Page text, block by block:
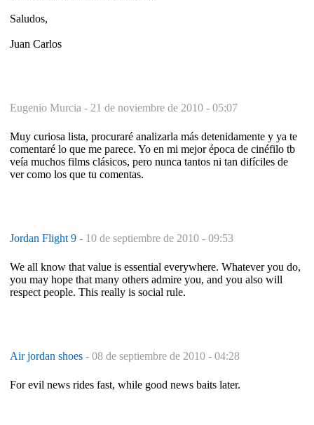
Saludos,
Juan Carlos
Eugenio Murcia - 21 de noviembre de 2010 - 05:07
Muy curiosa lista, procuraré analizarla más detenidamente y ya te
comentaré lo que me parece. Yo en mi mejor época de cinéfilo tb
veía muchos films clásicos, pero nunca tantos ni tan difíciles de
ver como los que tu comentas.
Jordan Flight 9 - 10 de septiembre de 2010 - 09:53
We all know that value is essential everywhere. Whatever you do,
you may hope that many others admire you, and you also will
respect people. This really is social rule.
Air jordan shoes - 08 de septiembre de 2010 - 04:28
For evil news rides fast, while good news baits later.